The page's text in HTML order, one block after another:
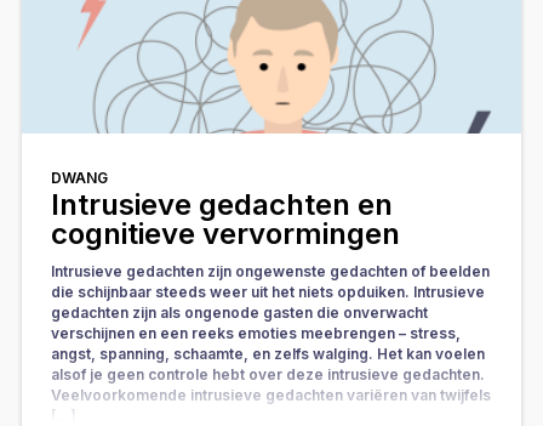
DWANG
Intrusieve gedachten en
cognitieve vervormingen
Intrusieve gedachten zijn ongewenste gedachten of beelden
die schijnbaar steeds weer uit het niets opduiken. Intrusieve
gedachten zijn als ongenode gasten die onverwacht
verschijnen en een reeks emoties meebrengen – stress,
angst, spanning, schaamte, en zelfs walging. Het kan voelen
alsof je geen controle hebt over deze intrusieve gedachten.
Veelvoorkomende intrusieve gedachten variëren van twijfels
[…]